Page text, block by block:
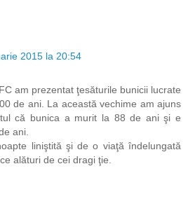
2015 la 20:54
am prezentat ţesăturile bunicii lucrate
de ani. La această vechime am ajuns
că bunica a murit la 88 de ani şi e
ani.
liniştită şi de o viaţă îndelungată
alături de cei dragi ţie.